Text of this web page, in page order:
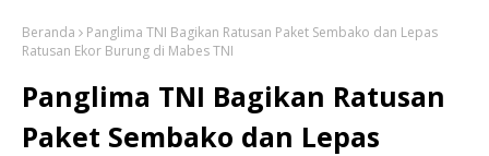
Beranda
Panglima TNI Bagikan Ratusan Paket Sembako dan Lepas
Ratusan Ekor Burung di Mabes TNI
Panglima TNI Bagikan Ratusan
Paket Sembako dan Lepas